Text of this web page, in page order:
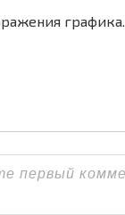
графика.